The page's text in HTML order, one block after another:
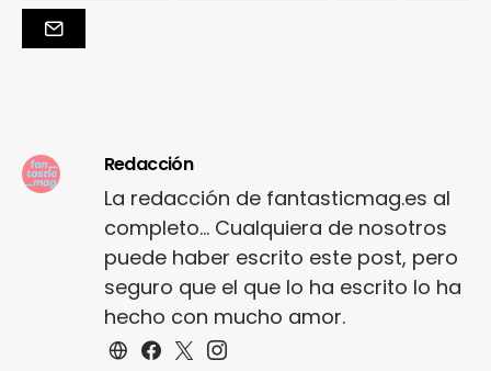
Redacción
La redacción de fantasticmag.es al
completo... Cualquiera de nosotros
puede haber escrito este post, pero
seguro que el que lo ha escrito lo ha
hecho con mucho amor.